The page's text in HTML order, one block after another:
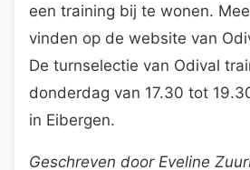
een training bij te wonen.
vinden op de website van
De turnselectie van Odival
donderdag van 17.30 tot
in Eibergen.
Geschreven door Eveline